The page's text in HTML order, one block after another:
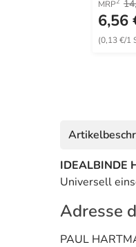
MRP
6,56
(0,13 €/1
IDEALBINDE
Universell
Adresse
PAUL